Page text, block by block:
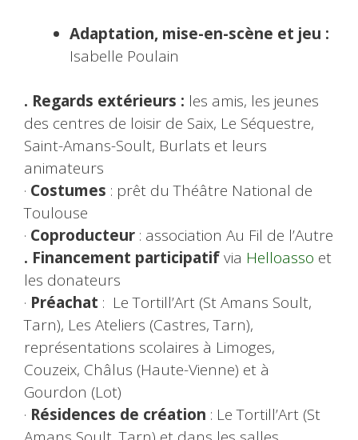
Adaptation, mise-en-scène et jeu :
Isabelle Poulain
. Regards extérieurs : les amis, les jeunes
des centres de loisir de Saix, Le Séquestre,
Saint-Amans-Soult, Burlats et leurs
animateurs
· Costumes : prêt du Théâtre National de
Toulouse
· Coproducteur : association Au Fil de l’Autre
. Financement participatifvia Helloasso et
les donateurs
· Préachat : Le Tortill’Art (St Amans Soult,
Tarn), Les Ateliers (Castres, Tarn),
représentations scolaires à Limoges,
Couzeix, Châlus (Haute-Vienne) et à
Gourdon (Lot)
· Résidences de création : Le Tortill’Art (St